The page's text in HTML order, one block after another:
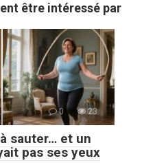
être intéressé par
0 23
sauter… et un
pas ses yeux